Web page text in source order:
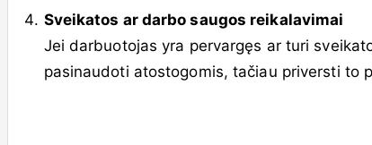
Sveikatos ar darbo saugos reikalavimai
Jei darbuotojas yra pervargęs ar turi
pasinaudoti atostogomis, tačiau priversti to